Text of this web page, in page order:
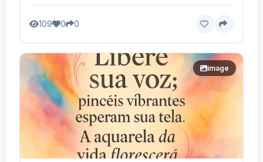
109 0 0
image